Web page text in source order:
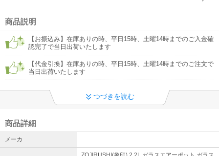
商品説明
【お振込み】在庫ありの時、平日15時、土曜14時までのご入金確
認完了で当日出荷いたします
【代金引換】在庫ありの時、平日15時、土曜14時までのご注文で
当日出荷いたします
つづきを読む
商品詳細
メーカ